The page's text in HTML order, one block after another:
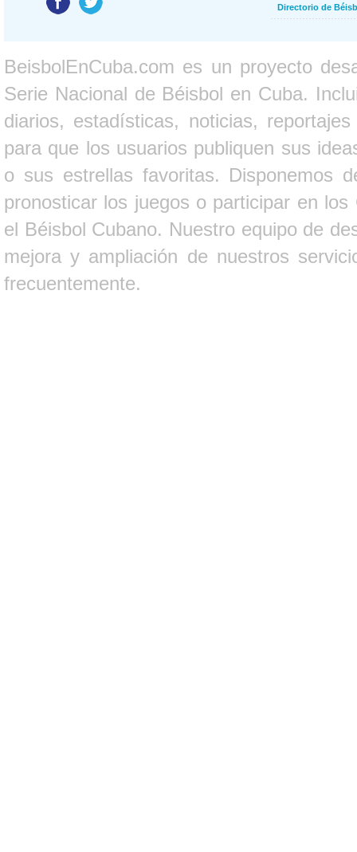
Directorio de
BeisbolEnCuba.com es un proyecto
Serie Nacional de Béisbol en Cuba.
diarios, estadísticas, noticias,
para que los usuarios publiquen sus
o sus estrellas favoritas. Disponemos
pronosticar los juegos o participar en
el Béisbol Cubano. Nuestro equipo de
mejora y ampliación de nuestros
frecuentemente.